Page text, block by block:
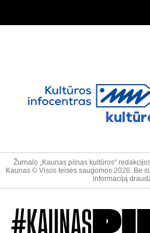
Žurnalo „Kaunas pilnas kultūros“
Kaunas © Visos teisės saugomos 2026. Be
informaciją
#KAUNAS